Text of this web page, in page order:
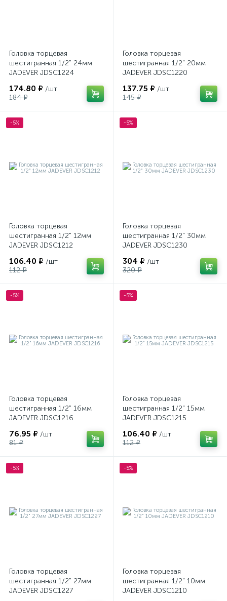
Головка торцевая
шестигранная 1/2" 24мм
JADEVER JDSC1224
174.80 ₽ /шт
184 ₽
Головка торцевая
шестигранная 1/2" 20мм
JADEVER JDSC1220
137.75 ₽ /шт
145 ₽
-5%
Головка торцевая
шестигранная 1/2" 12мм
JADEVER JDSC1212
106.40 ₽ /шт
112 ₽
-5%
Головка торцевая
шестигранная 1/2" 30мм
JADEVER JDSC1230
304 ₽ /шт
320 ₽
-5%
Головка торцевая
шестигранная 1/2" 16мм
JADEVER JDSC1216
76.95 ₽ /шт
81 ₽
-5%
Головка торцевая
шестигранная 1/2" 15мм
JADEVER JDSC1215
106.40 ₽ /шт
112 ₽
-5%
Головка торцевая
шестигранная 1/2" 27мм
JADEVER JDSC1227
-5%
Головка торцевая
шестигранная 1/2" 10мм
JADEVER JDSC1210